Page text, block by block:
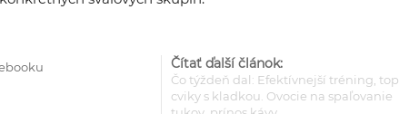
Čítať ďalší článok:
Čo týždeň dal: Efektívnejší tréning, top
cviky s kladkou. Ovocie na spaľovanie